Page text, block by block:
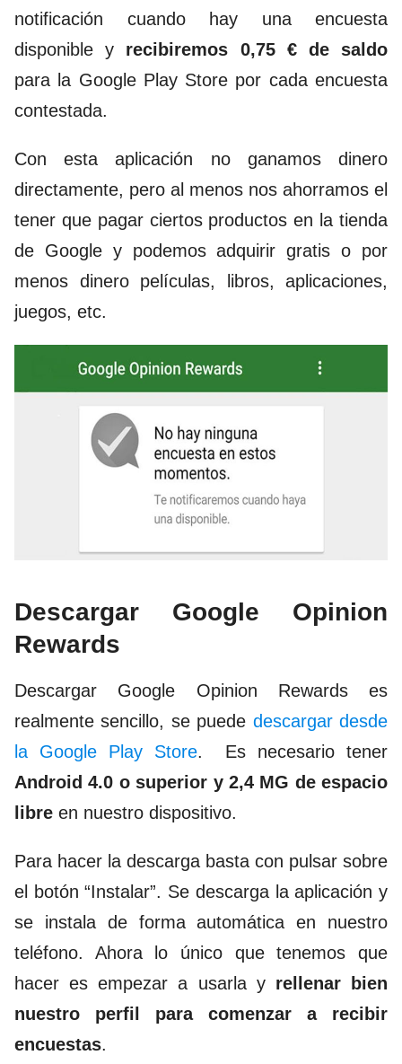
notificación cuando hay una encuesta
disponible y recibiremos 0,75 € de saldo
para la Google Play Store por cada encuesta
contestada.
Con esta aplicación no ganamos dinero
directamente, pero al menos nos ahorramos el
tener que pagar ciertos productos en la tienda
de Google y podemos adquirir gratis o por
menos dinero películas, libros, aplicaciones,
juegos, etc.
Descargar Google Opinion
Rewards
Descargar Google Opinion Rewards es
realmente sencillo, se puede descargar desde
la Google Play Store.
Es necesario tener
Android 4.0 o superior y 2,4 MG de espacio
libre en nuestro dispositivo.
Para hacer la descarga basta con pulsar sobre
el botón “Instalar”. Se descarga la aplicación y
se instala de forma automática en nuestro
teléfono. Ahora lo único que tenemos que
hacer es empezar a usarla y rellenar bien
nuestro perfil para comenzar a recibir
encuestas.